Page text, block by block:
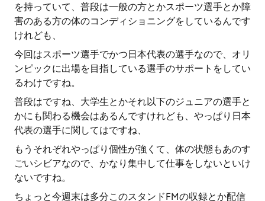
を持っていて、普段は一般の方とかスポーツ選手とか障
害のある方の体のコンディショニングをしているんです
けれども、
今回はスポーツ選手でかつ日本代表の選手なので、オリ
ンピックに出場を目指している選手のサポートをしてい
るわけですね。
普段はですね、大学生とかそれ以下のジュニアの選手と
かにも関わる機会はあるんですけれども、やっぱり日本
代表の選手に関してはですね、
もうそれぞれやっぱり個性が強くて、体の状態もあのす
ごいシビアなので、かなり集中して仕事をしないといけ
ないですね。
ちょっと今週末は多分このスタンドFMの収録とか配信